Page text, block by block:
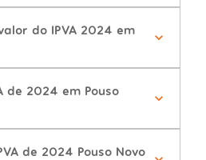
do IPVA 2024 em
de 2024 em Pouso
de 2024 Pouso Novo